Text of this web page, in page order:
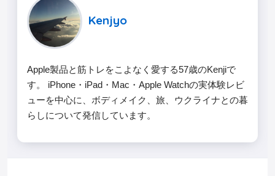
Kenjyo
Apple製品と筋トレをこよなく愛する57歳のKenjiで
す。 iPhone・iPad・Mac・Apple Watchの実体験レビ
ューを中心に、ボディメイク、旅、ウクライナとの暮
らしについて発信しています。